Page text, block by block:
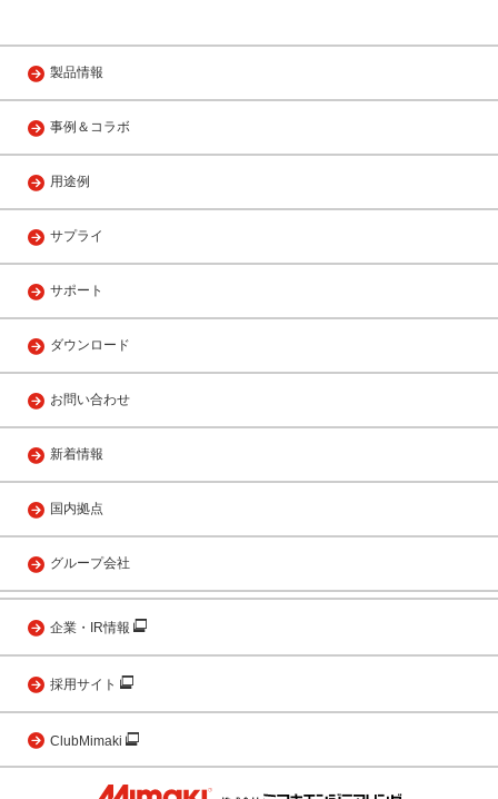
製品情報
事例＆コラボ
用途例
サプライ
サポート
ダウンロード
お問い合わせ
新着情報
国内拠点
グループ会社
企業・IR情報
採用サイト
ClubMimaki